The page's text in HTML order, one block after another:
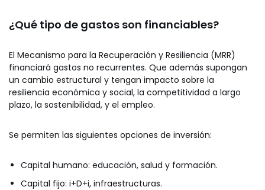
¿Qué tipo de gastos son financiables?
El Mecanismo para la Recuperación y Resiliencia (MRR)
financiará gastos no recurrentes. Que además supongan
un cambio estructural y tengan impacto sobre la
resiliencia económica y social, la competitividad a largo
plazo, la sostenibilidad, y el empleo.
Se permiten las siguientes opciones de inversión:
Capital humano: educación, salud y formación.
Capital fijo: i+D+i, infraestructuras.